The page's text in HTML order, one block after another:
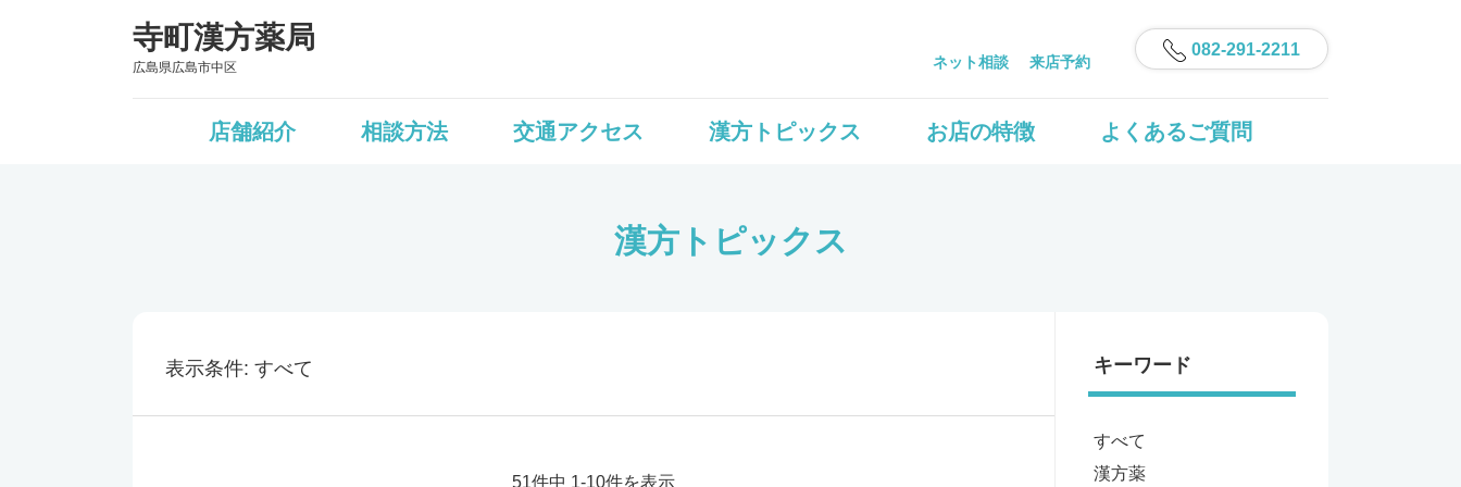
寺町漢方薬局
広島県広島市中区
082-291-2211
店舗紹介 相談方法 交通アクセス 漢方トピックス お店の特徴 よくあるご質問
ネット相談 来店予約
漢方トピックス
表示条件 すべて
51件中 1-10件を表示
キーワード
すべて
漢方薬